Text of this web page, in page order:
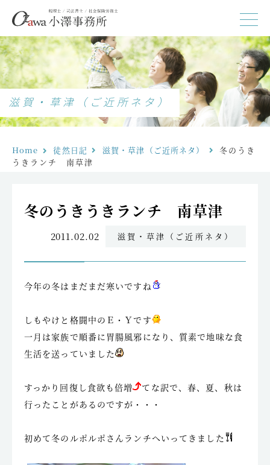
滋賀・草津（ご近所ネタ）
Home 徒然日記 滋賀・草津（ご近所ネタ）
冬のうき
うきランチ　南草津
冬のうきうきランチ 南草津
2011.02.02 滋賀・草津（ご近所ネタ）
今年の冬はまだまだ寒いですね
しもやけと格闘中のＥ・Ｙです
一月は家族で順番に胃腸風邪になり、質素で地味な食
生活を送っていました
すっかり回復し食欲も倍増
てな訳で、春、夏、秋は
行ったことがあるのですが・・・
初めて冬のルポルポさんランチへいってきました